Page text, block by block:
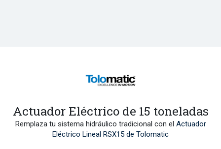
Actuador Eléctrico de 15 toneladas
Remplaza tu sistema hidráulico tradicional con el Actuador
Eléctrico Lineal RSX15 de Tolomatic